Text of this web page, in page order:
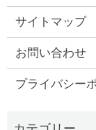
サイトマップ
お問い合わせ
プライバシー